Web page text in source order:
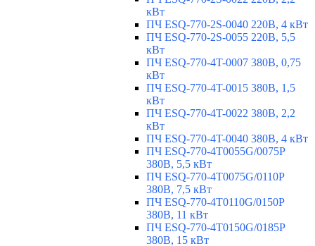
кВт
ПЧ ESQ-770-2S-0040 220В, 4 кВт
ПЧ ESQ-770-2S-0055 220В, 5,5
кВт
ПЧ ESQ-770-4T-0007 380В, 0,75
кВт
ПЧ ESQ-770-4T-0015 380В, 1,5
кВт
ПЧ ESQ-770-4T-0022 380В, 2,2
кВт
ПЧ ESQ-770-4T-0040 380В, 4 кВт
ПЧ ESQ-770-4T0055G/0075P
380В, 5,5 кВт
ПЧ ESQ-770-4T0075G/0110P
380В, 7,5 кВт
ПЧ ESQ-770-4T0110G/0150P
380В, 11 кВт
ПЧ ESQ-770-4T0150G/0185P
380В, 15 кВт